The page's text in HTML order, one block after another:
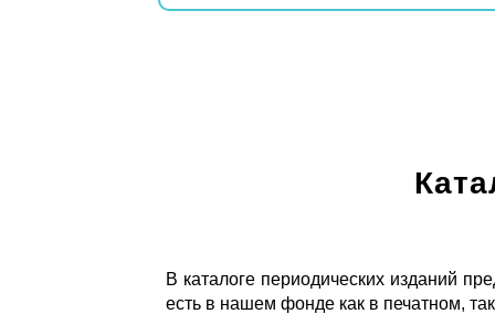
В каталоге периодических изданий
есть в нашем фонде как в печатном,